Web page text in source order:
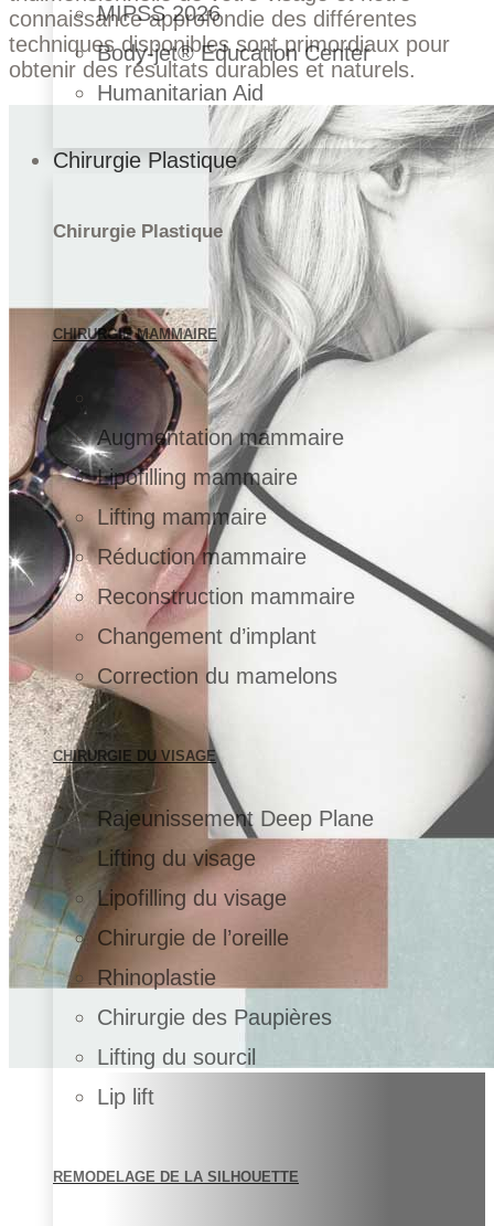
MIPSS 2026
Body-jet® Education Center
Humanitarian Aid
Chirurgie Plastique
Chirurgie Plastique
CHIRURGIE MAMMAIRE
Augmentation mammaire
Lipofilling mammaire
Lifting mammaire
Réduction mammaire
Reconstruction mammaire
Changement d’implant
Correction du mamelons
CHIRURGIE DU VISAGE
Rajeunissement Deep Plane
Lifting du visage
Lipofilling du visage
Chirurgie de l’oreille
Rhinoplastie
Chirurgie des Paupières
Lifting du sourcil
Lip lift
REMODELAGE DE LA SILHOUETTE
connaissance approfondie des différentes
techniques disponibles sont primordiaux pour
obtenir des résultats durables et naturels.